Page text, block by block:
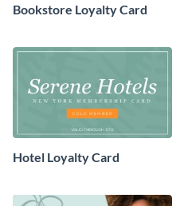
Bookstore Loyalty Card
Hotel Loyalty Card